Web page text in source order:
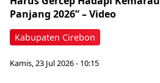
Kabupaten Cirebon
Panjang 2026” – Video
Kamis, 23 Jul 2026 - 10:15